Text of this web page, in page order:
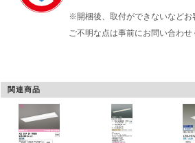
※開梱後、取付ができないなどお
ご不明な点は事前にお問い合わせ
関連商品